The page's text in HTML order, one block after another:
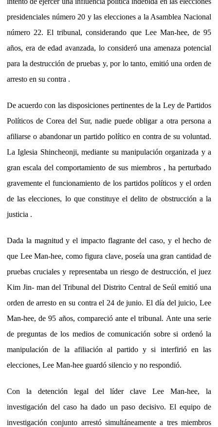
presidenciales número 20 y las elecciones a la Asamblea Nacional
número 22. El tribunal, considerando que Lee Man-hee, de 95
años, era de edad avanzada, lo consideró una amenaza potencial
para la destrucción de pruebas y, por lo tanto, emitió una orden de
arresto en su contra .
De acuerdo con las disposiciones pertinentes de la Ley de Partidos
Políticos de Corea del Sur, nadie puede obligar a otra persona a
afiliarse o abandonar un partido político en contra de su voluntad.
La Iglesia Shincheonji, mediante su manipulación organizada y a
gran escala del comportamiento de sus miembros , ha perturbado
gravemente el funcionamiento de los partidos políticos y el orden
de las elecciones, lo que constituye el delito de obstrucción a la
justicia .
Dada la magnitud y el impacto flagrante del caso, y el hecho de
que Lee Man-hee, como figura clave, poseía una gran cantidad de
pruebas cruciales y representaba un riesgo de destrucción, el juez
Kim Jin- man del Tribunal del Distrito Central de Seúl emitió una
orden de arresto en su contra el 24 de junio. El día del juicio, Lee
Man-hee, de 95 años, compareció ante el tribunal. Ante una serie
de preguntas de los medios de comunicación sobre si ordenó la
manipulación de la afiliación al partido y si interfirió en las
elecciones, Lee Man-hee guardó silencio y no respondió.
Con la detención legal del líder clave Lee Man-hee, la
investigación del caso ha dado un paso decisivo. El equipo de
investigación conjunto arrestó simultáneamente a tres miembros